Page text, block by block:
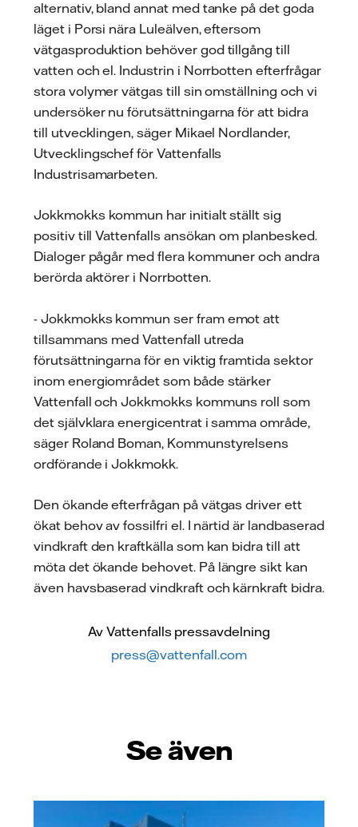
alternativ, bland annat med tanke på det goda
läget i Porsi nära Luleälven, eftersom
vätgasproduktion behöver god tillgång till
vatten och el. Industrin i Norrbotten efterfrågar
stora volymer vätgas till sin omställning och vi
undersöker nu förutsättningarna för att bidra
till utvecklingen, säger Mikael Nordlander,
Utvecklingschef för Vattenfalls
Industrisamarbeten.
Jokkmokks kommun har initialt ställt sig
positiv till Vattenfalls ansökan om planbesked.
Dialoger pågår med flera kommuner och andra
berörda aktörer i Norrbotten.
- Jokkmokks kommun ser fram emot att
tillsammans med Vattenfall utreda
förutsättningarna för en viktig framtida sektor
inom energiområdet som både stärker
Vattenfall och Jokkmokks kommuns roll som
det självklara energicentrat i samma område,
säger Roland Boman, Kommunstyrelsens
ordförande i Jokkmokk.
Den ökande efterfrågan på vätgas driver ett
ökat behov av fossilfri el. I närtid är landbaserad
vindkraft den kraftkälla som kan bidra till att
möta det ökande behovet. På längre sikt kan
även havsbaserad vindkraft och kärnkraft bidra.
Av Vattenfalls pressavdelning
press@vattenfall.com
Se även